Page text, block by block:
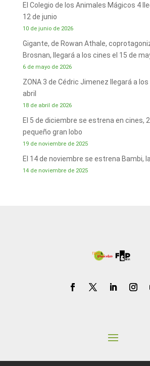
El Colegio de los Animales Mágicos 4
12 de junio
10 de junio de 2026
Gigante, de Rowan Athale,
Brosnan, llegará a los cines el 15 de
6 de mayo de 2026
ZONA 3 de Cédric Jimenez llegará a
abril
18 de abril de 2026
El 5 de diciembre se estrena en cines,
pequeño gran lobo
19 de noviembre de 2025
El 14 de noviembre se estrena Bambi,
14 de noviembre de 2025